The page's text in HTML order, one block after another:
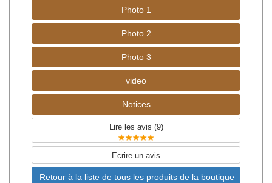
Photo 1
Photo 2
Photo 3
video
Notices
Lire les avis (9)
Ecrire un avis
Retour à la liste de tous les produits de la boutique